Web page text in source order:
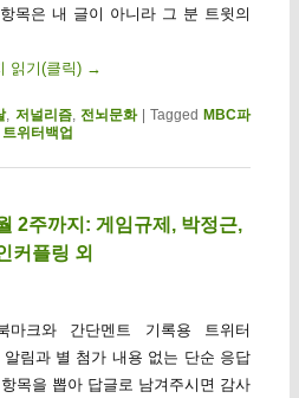
목은 내 글이 아니라 그 분 트윗의
읽기(클릭) →
, 저널리즘, 전뇌문화 |Tagged MBC파
트위터백업
2주까지: 게임규제, 박정근,
커플링 외
크와 간단멘트 기록용 트위터
림과 별 첨가 내용 없는 단순 응답
목을 뽑아 답글로 남겨주시면 감사